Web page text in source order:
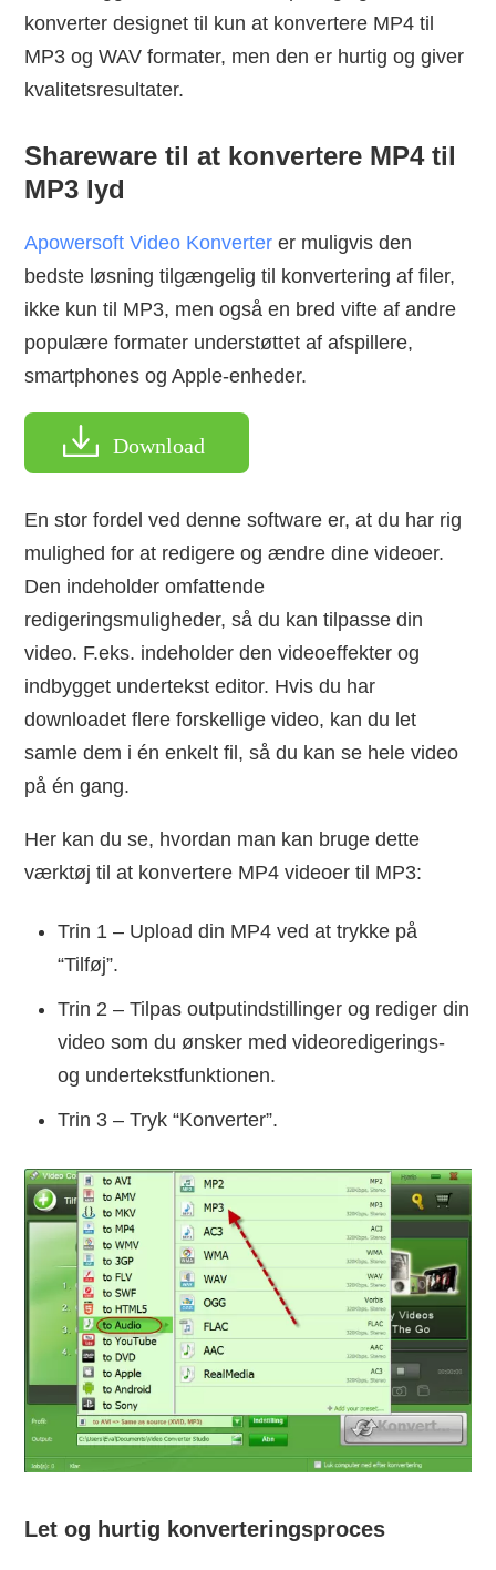
konverter designet til kun at konvertere MP4 til
MP3 og WAV formater, men den er hurtig og giver
kvalitetsresultater.
Shareware til at konvertere MP4 til
MP3 lyd
Apowersoft Video Konverter er muligvis den
bedste løsning tilgængelig til konvertering af filer,
ikke kun til MP3, men også en bred vifte af andre
populære formater understøttet af afspillere,
smartphones og Apple-enheder.
Download
En stor fordel ved denne software er, at du har rig
mulighed for at redigere og ændre dine videoer.
Den indeholder omfattende
redigeringsmuligheder, så du kan tilpasse din
video. F.eks. indeholder den videoeffekter og
indbygget undertekst editor. Hvis du har
downloadet flere forskellige video, kan du let
samle dem i én enkelt fil, så du kan se hele video
på én gang.
Her kan du se, hvordan man kan bruge dette
værktøj til at konvertere MP4 videoer til MP3:
Trin 1 – Upload din MP4 ved at trykke på
“Tilføj”.
Trin 2 – Tilpas outputindstillinger og rediger din
video som du ønsker med videoredigerings-
og undertekstfunktionen.
Trin 3 – Tryk “Konverter”.
Let og hurtig konverteringsproces